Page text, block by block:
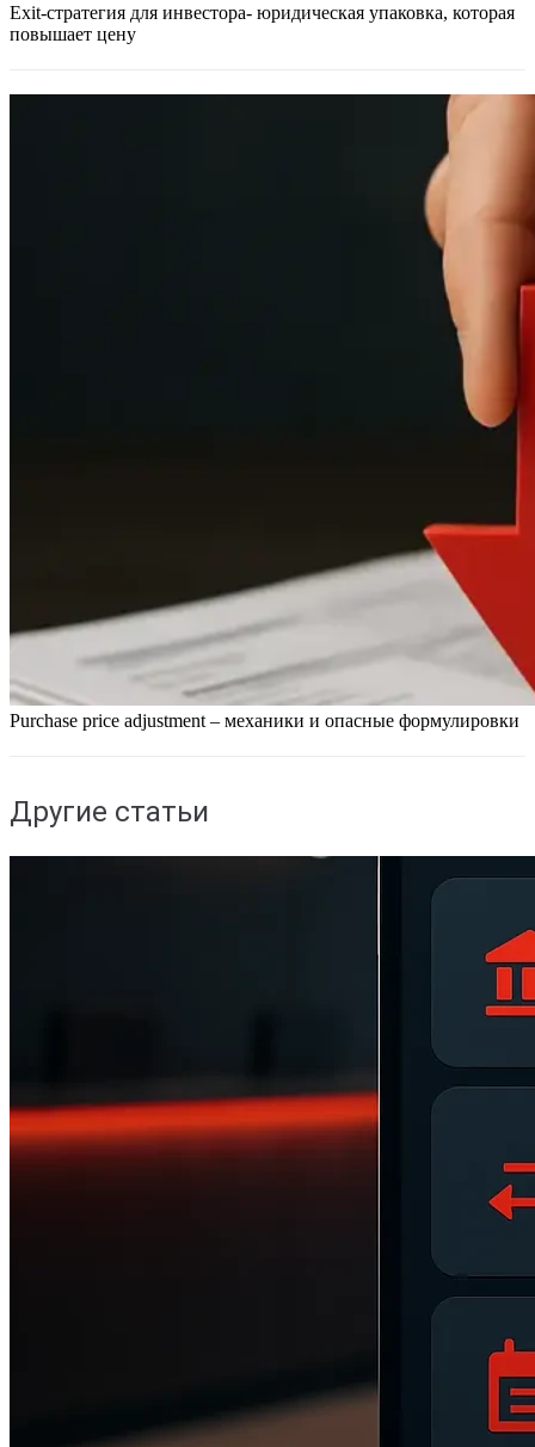
Exit-стратегия для инвестора- юридическая упаковка, которая
повышает цену
Purchase price adjustment – механики и опасные формулировки
Другие статьи